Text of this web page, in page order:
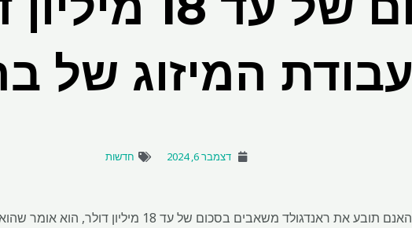
עבודת המיזוג של
דצמבר 6, 2024 חדשות
יצרן העסקאות איאן האנם תובע את ראנדגולד משאבים